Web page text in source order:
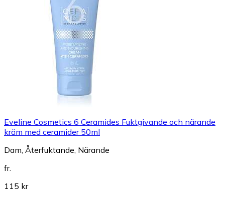
Eveline Cosmetics 6 Ceramides Fuktgivande och närande
kräm med ceramider 50ml
Dam, Återfuktande, Närande
fr.
115 kr